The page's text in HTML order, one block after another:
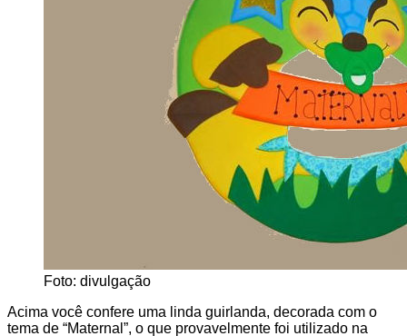
Foto: divulgação
Acima você confere uma linda guirlanda, decorada com o
tema de “Maternal”, o que provavelmente foi utilizado na